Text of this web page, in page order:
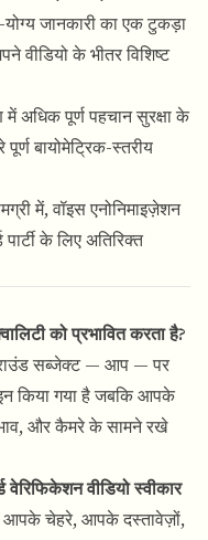
जानकारी का एक टुकड़ा
वीडियो के भीतर विशिष्ट
अधिक पूर्ण पहचान सुरक्षा के
बायोमेट्रिक-स्तरीय
में, वॉइस एनोनिमाइज़ेशन
के लिए अतिरिक्त
को प्रभावित करता है?
सब्जेक्ट — आप — पर
किया गया है जबकि आपके
और कैमरे के सामने रखे
वीडियो स्वीकार
आपके चेहरे, आपके दस्तावेज़ों,